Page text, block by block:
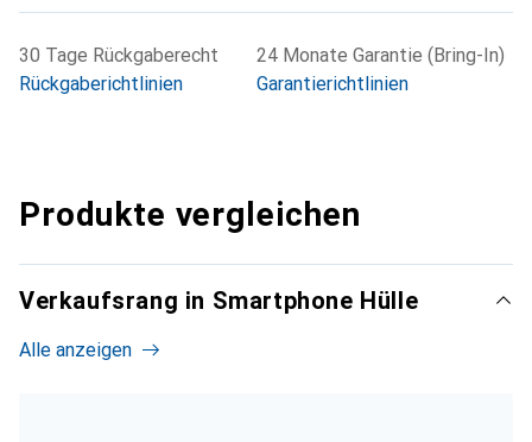
30 Tage Rückgaberecht
Rückgaberichtlinien
24 Monate Garantie (Bring-In)
Garantierichtlinien
Produkte vergleichen
Verkaufsrang in Smartphone Hülle
Alle anzeigen